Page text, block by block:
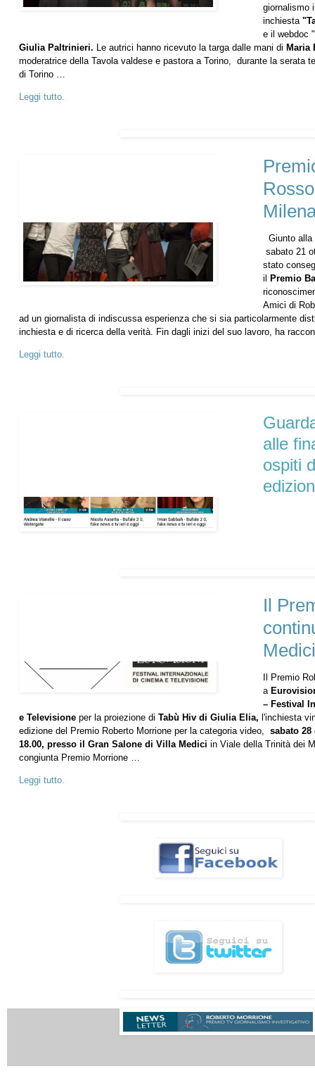
giornalismo
inchiesta
e il webdoc "
Giulia Paltrinieri. Le autrici hanno ricevuto la targa dalle mani di Maria
moderatrice della Tavola valdese e pastora a Torino, durante la serata
di Torino …
Leggi tutto.
Giunto alla
sabato 21
stato
il Premio
Amici di
ad un giornalista di indiscussa esperienza che si sia particolarmente
inchiesta e di ricerca della verità. Fin dagli inizi del suo lavoro, ha
Leggi tutto.
alle
ospiti
Il
Il Premio
a
– Festival
e Televisione per la proiezione di Tabù Hiv di Giulia Elia, l'inchiesta
edizione del Premio Roberto Morrione per la categoria video, sabato 28
18.00, presso il Gran Salone di Villa Medici in Viale della Trinità dei
congiunta Premio Morrione …
Leggi tutto.